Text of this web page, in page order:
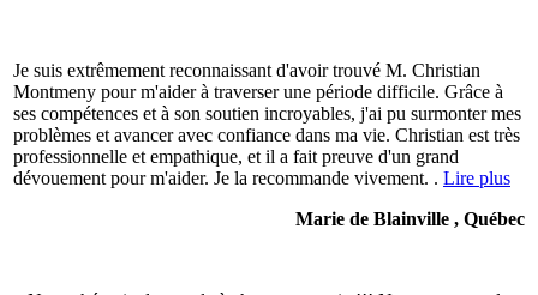
Je suis extrêmement reconnaissant d'avoir trouvé M. Christian
Montmeny pour m'aider à traverser une période difficile. Grâce à
ses compétences et à son soutien incroyables, j'ai pu surmonter mes
problèmes et avancer avec confiance dans ma vie. Christian est très
professionnelle et empathique, et il a fait preuve d'un grand
dévouement pour m'aider. Je la recommande vivement. . Lire plus
Marie de Blainville , Québec